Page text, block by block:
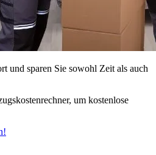
und sparen Sie sowohl Zeit als auch
um kostenlose